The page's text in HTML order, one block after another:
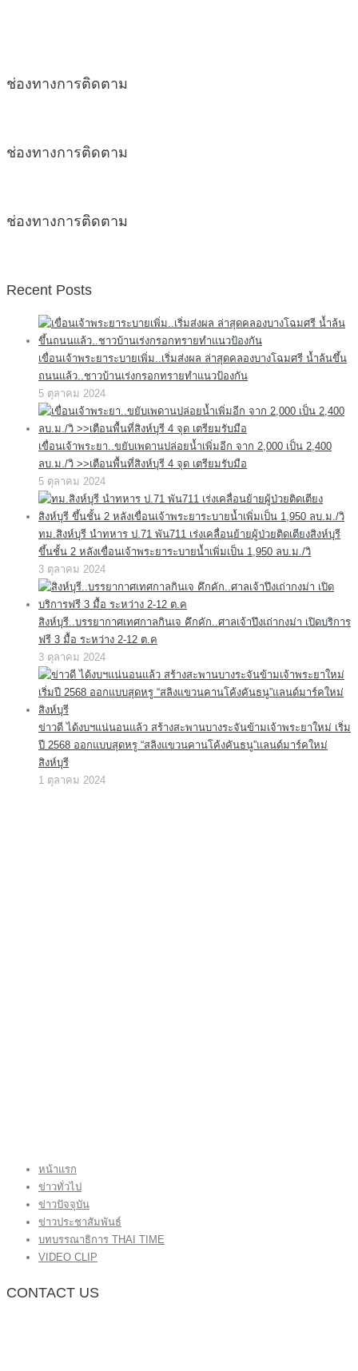
ช่องทางการติดตาม
ช่องทางการติดตาม
ช่องทางการติดตาม
Recent Posts
เขื่อนเจ้าพระยาระบายเพิ่ม..เริ่มส่งผล ล่าสุดคลองบางโฉมศรี น้ำล้นขึ้น
ถนนแล้ว..ชาวบ้านเร่งกรอกทรายทำแนวป้องกัน
5 ตุลาคม 2024
เขื่อนเจ้าพระยา..ขยับเพดานปล่อยน้ำเพิ่มอีก จาก 2,000 เป็น 2,400
ลบ.ม./วิ >>เตือนพื้นที่สิงห์บุรี 4 จุด เตรียมรับมือ
5 ตุลาคม 2024
ทม.สิงห์บุรี นำทหาร ป.71 พัน711 เร่งเคลื่อนย้ายผู้ป่วยติดเตียงสิงห์บุรี
ขึ้นชั้น 2 หลังเขื่อนเจ้าพระยาระบายน้ำเพิ่มเป็น 1,950 ลบ.ม./วิ
3 ตุลาคม 2024
สิงห์บุรี..บรรยากาศเทศกาลกินเจ คึกคัก..ศาลเจ้าปึงเถ่ากงม่า เปิดบริการ
ฟรี 3 มื้อ ระหว่าง 2-12 ต.ค
3 ตุลาคม 2024
ข่าวดี ได้งบฯแน่นอนแล้ว สร้างสะพานบางระจันข้ามเจ้าพระยาใหม่ เริ่ม
ปี 2568 ออกแบบสุดหรู “สลิงแขวนคานโค้งคันธนู”แลนด์มาร์คใหม่
สิงห์บุรี
1 ตุลาคม 2024
หน้าแรก
ข่าวทั่วไป
ข่าวปัจจุบัน
ข่าวประชาสัมพันธ์
บทบรรณาธิการ THAI TIME
VIDEO CLIP
CONTACT US